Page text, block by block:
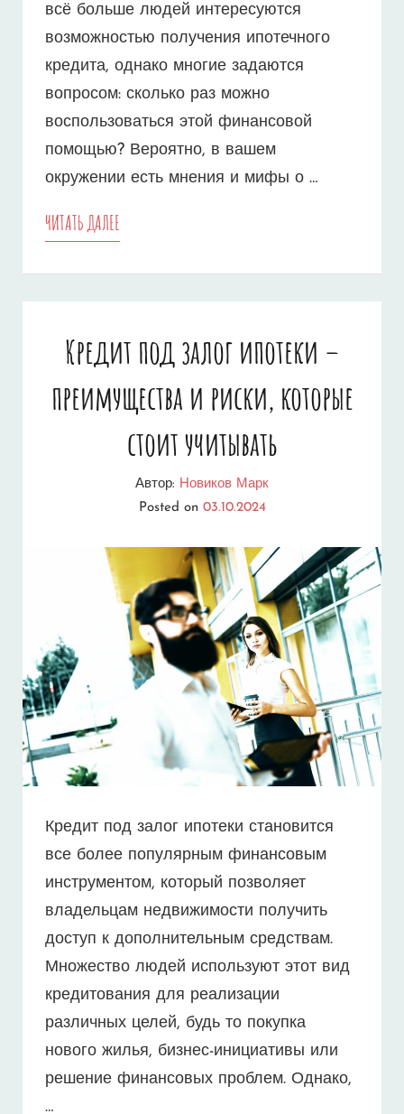
всё больше людей интересуются
возможностью получения ипотечного
кредита, однако многие задаются
вопросом: сколько раз можно
воспользоваться этой финансовой
помощью? Вероятно, в вашем
окружении есть мнения и мифы о …
ЧИТАТЬ ДАЛЕЕ
СКОЛЬКО
РАЗ
ПОЛУЧИТЬ
ИПОТЕЧНЫЙ
Кредит под залог ипотеки –
преимущества и риски, которые
стоит учитывать
Автор: Новиков Марк
Posted on 03.10.2024
Кредит под залог ипотеки становится
все более популярным финансовым
инструментом, который позволяет
владельцам недвижимости получить
доступ к дополнительным средствам.
Множество людей используют этот вид
кредитования для реализации
различных целей, будь то покупка
нового жилья, бизнес-инициативы или
решение финансовых проблем. Однако,
…